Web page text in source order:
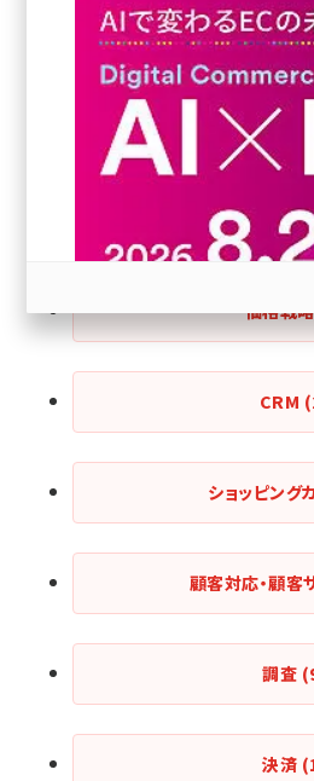
アスクル (1119)
base (1077)
ビィ・フォアード (773)
revico (740)
行政・法
コンテンツマー
海外情
価格戦
CRM
ショッピング
顧客対応・顧客
調査
決済